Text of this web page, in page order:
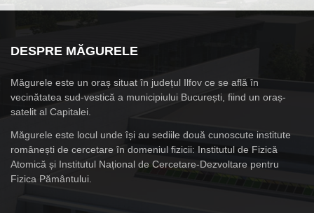
DESPRE MĂGURELE
Măgurele este un oraș situat în județul Ilfov ce se află în
vecinătatea sud-vestică a municipiului București, fiind un oraș-
satelit al Capitalei.
Măgurele este locul unde își au sediile două cunoscute institute
românești de cercetare în domeniul fizicii: Institutul de Fizică
Atomică și Institutul Național de Cercetare-Dezvoltare pentru
Fizica Pământului.